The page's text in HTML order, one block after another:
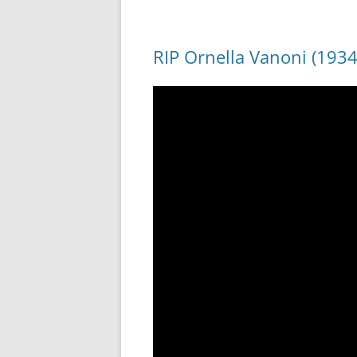
RIP Ornella Vanoni